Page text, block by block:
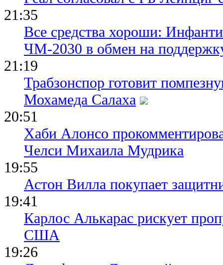
21:35
Все средства хороши:
ЧМ-2030 в обмен на
21:19
Трабзонспор готовит
Мохамеда Салаха
20:51
Хаби Алонсо
Челси Михаила Мудрика
19:55
Астон Вилла покупает
19:41
Карлос Алькарас рискует
США
19:26